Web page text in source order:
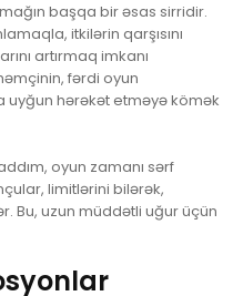
başqa bir əsas sirridir.
itkilərin qarşısını
artırmaq imkanı
fərdi oyun
hərəkət etməyə kömək
oyun zamanı sərf
limitlərini bilərək,
Bu, uzun müddətli uğur üçün